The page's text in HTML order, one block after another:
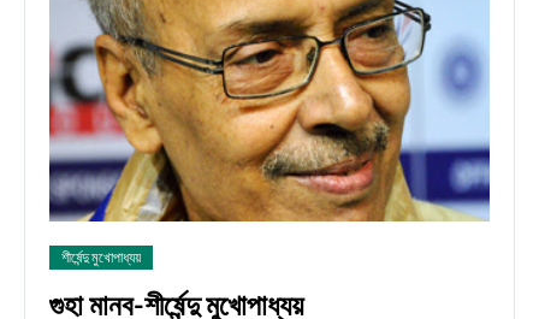
শীর্ষেন্দু মুখোপাধ্যয়
গুহা মানব-শীর্ষেন্দু মুখোপাধ্যয়